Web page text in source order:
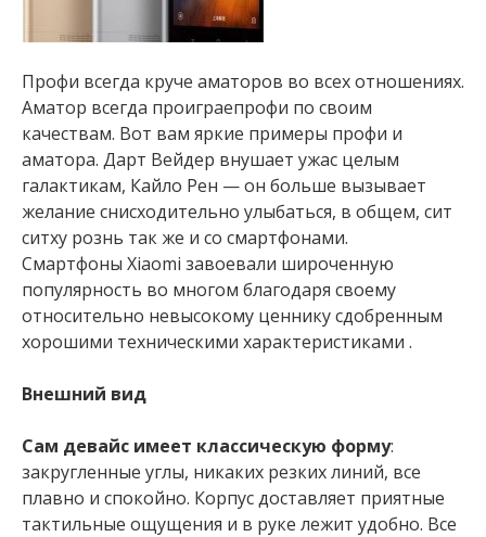
Профи всегда круче аматоров во всех отношениях.
Аматор всегда проиграепрофи по своим
качествам. Вот вам яркие примеры профи и
аматора. Дарт Вейдер внушает ужас целым
галактикам, Кайло Рен — он больше вызывает
желание снисходительно улыбаться, в общем, сит
ситху рознь так же и со смартфонами.
Смартфоны Хiaomi завоевали широченную
популярность во многом благодаря своему
относительно невысокому ценнику сдобренным
хорошими техническими характеристиками .
Внешний вид
Сам девайс имеет классическую форму:
закругленные углы, никаких резких линий, все
плавно и спокойно. Корпус доставляет приятные
тактильные ощущения и в руке лежит удобно. Все